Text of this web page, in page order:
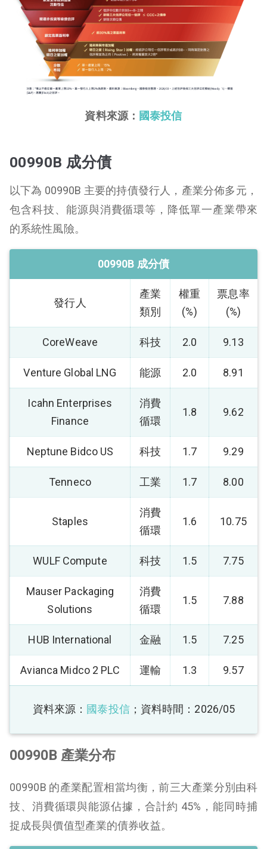
資料來源： 國泰投信
00990B 成分債
以下為 00990B 主要的持債發行人，產業分佈多元，
包含科技、能源與消費循環等，降低單一產業帶來
的系統性風險。
00990B 成分債
發行人
產業
類別
權重
(%)
票息率
(%)
CoreWeave 科技 2.0 9.13
Venture Global LNG 能源 2.0 8.91
Icahn Enterprises
Finance
消費
循環
1.8 9.62
Neptune Bidco US 科技 1.7 9.29
Tenneco 工業 1.7 8.00
Staples
消費
循環
1.6 10.75
WULF Compute 科技 1.5 7.75
Mauser Packaging
Solutions
消費
循環
1.5 7.88
HUB International 金融 1.5 7.25
Avianca Midco 2 PLC 運輸 1.3 9.57
資料來源： 國泰投信；資料時間：2026/05
00990B 產業分布
00990B 的產業配置相當均衡，前三大產業分別由科
技、消費循環與能源佔據，合計約 45%，能同時捕
捉成長與價值型產業的債券收益。